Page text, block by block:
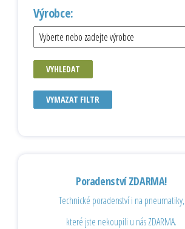
Výrobce:
VYHLEDAT
VYMAZAT FILTR
Poradenství ZDARMA!
Technické poradenství i na pneumatiky,
které jste nekoupili u nás ZDARMA.